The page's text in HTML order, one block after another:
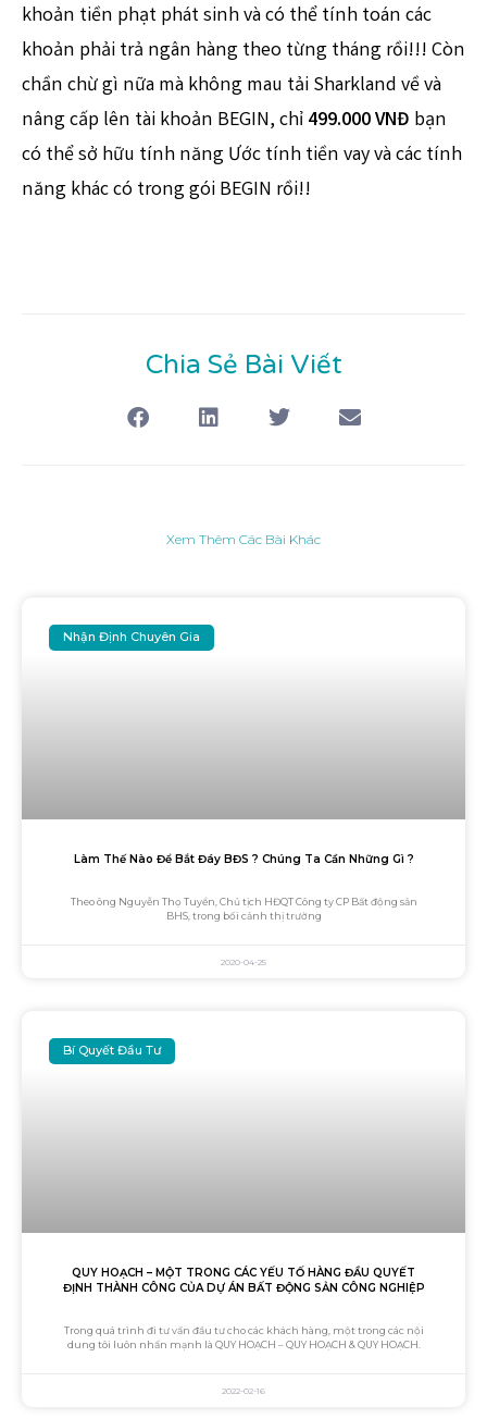
khoản tiền phạt phát sinh và có thể tính toán các
khoản phải trả ngân hàng theo từng tháng rồi!!! Còn
chần chừ gì nữa mà không mau tải Sharkland về và
nâng cấp lên tài khoản BEGIN, chỉ499.000 VNĐ bạn
có thể sở hữu tính năng Ước tính tiền vay và các tính
năng khác có trong gói BEGIN rồi!!
Chia Sẻ Bài Viết
Xem Thêm Các Bài Khác
Nhận Định Chuyên Gia
Làm Thế Nào Để Bắt Đáy BĐS ? Chúng Ta Cần Những Gì ?
Theo ông Nguyễn Thọ Tuyển, Chủ tịch HĐQT Công ty CP Bất động sản
BHS, trong bối cảnh thị trường
2020-04-25
Bí Quyết Đầu Tư
QUY HOẠCH – MỘT TRONG CÁC YẾU TỐ HÀNG ĐẦU QUYẾT
ĐỊNH THÀNH CÔNG CỦA DỰ ÁN BẤT ĐỘNG SẢN CÔNG NGHIỆP
Trong quá trình đi tư vấn đầu tư cho các khách hàng, một trong các nội
dung tôi luôn nhấn mạnh là QUY HOẠCH – QUY HOẠCH & QUY HOẠCH.
2022-02-16